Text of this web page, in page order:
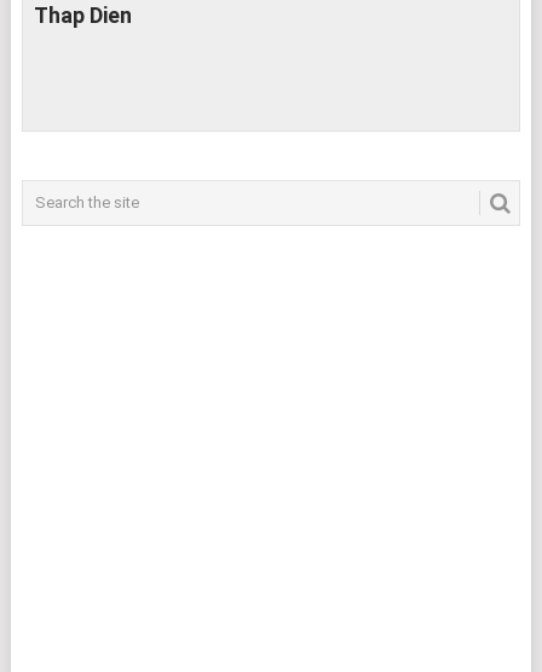
Thap Dien